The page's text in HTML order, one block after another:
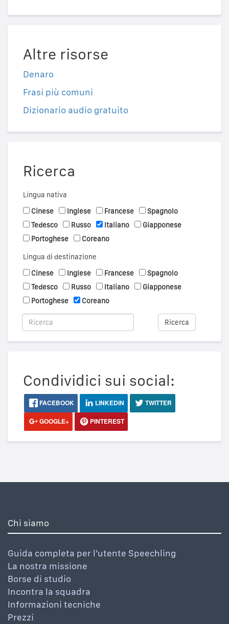
Altre risorse
Denaro
Frasi più comuni
Dizionario audio gratuito
Ricerca
Lingua nativa
Cinese
Inglese Francese
Spagnolo
Tedesco
Russo Italiano
Giapponese
Portoghese
Coreano
Lingua di destinazione
Cinese
Inglese Francese
Spagnolo
Tedesco
Russo Italiano
Giapponese
Portoghese
Coreano
Ricerca
Condividici sui social:
FACEBOOK LINKEDIN
TWITTER
GOOGLE+
PINTEREST
Chi siamo
Guida completa per l'utente Speechling
La nostra missione
Borse di studio
Incontra la squadra
Informazioni tecniche
Prezzi